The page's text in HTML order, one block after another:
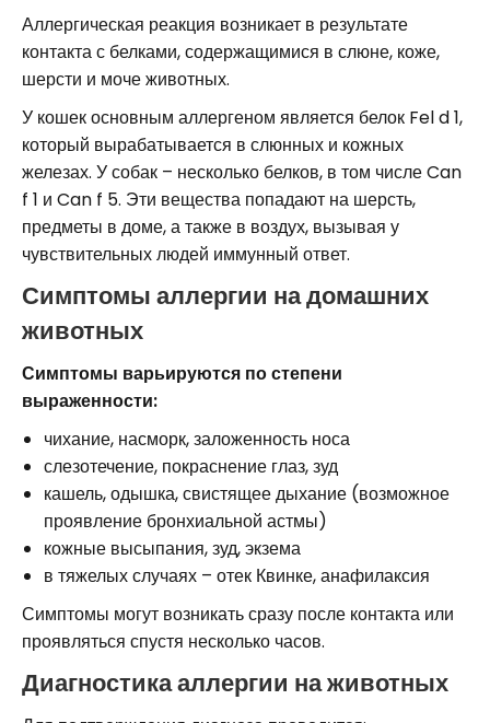
Аллергическая реакция возникает в результате
контакта с белками, содержащимися в слюне, коже,
шерсти и моче животных.
У кошек основным аллергеном является белок Fel d 1,
который вырабатывается в слюнных и кожных
железах. У собак – несколько белков, в том числе Can
f 1 и Can f 5. Эти вещества попадают на шерсть,
предметы в доме, а также в воздух, вызывая у
чувствительных людей иммунный ответ.
Симптомы аллергии на домашних
животных
Симптомы варьируются по степени
выраженности:
чихание, насморк, заложенность носа
слезотечение, покраснение глаз, зуд
кашель, одышка, свистящее дыхание (возможное
проявление бронхиальной астмы)
кожные высыпания, зуд, экзема
в тяжелых случаях – отек Квинке, анафилаксия
Симптомы могут возникать сразу после контакта или
проявляться спустя несколько часов.
Диагностика аллергии на животных